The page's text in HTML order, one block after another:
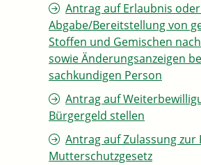
Antrag auf Erlaubnis
Abgabe/Bereitstellung von
Stoffen und Gemischen
sowie Änderungsanzeigen
sachkundigen Person
Antrag auf
Bürgergeld stellen
Antrag auf Zulassung zur
Mutterschutzgesetz